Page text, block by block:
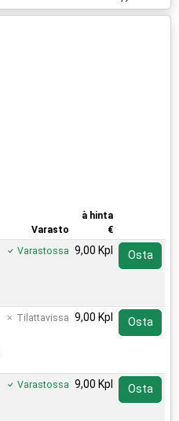
Varasto
à hinta
€
Varastossa 9,00 Kpl Osta
Tilattavissa 9,00 Kpl Osta
Varastossa 9,00 Kpl Osta